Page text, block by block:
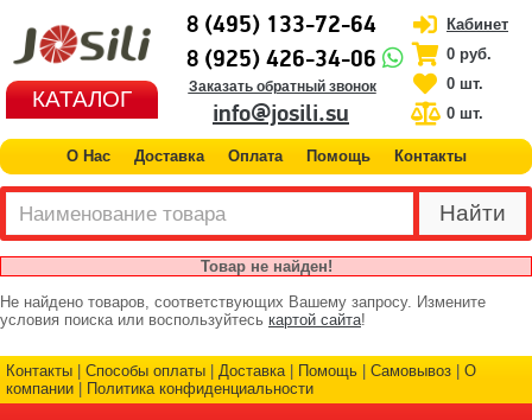
КАТАЛОГ
8 (495) 133-72-64
8 (925) 426-34-06
Заказать обратный звонок
info@josili.su
Кабинет
0 руб.
0 шт.
0 шт.
О Нас Доставка Оплата Помощь Контакты
Товар не найден!
Не найдено товаров, соответствующих Вашему запросу. Измените
условия поиска или воспользуйтесь картой сайта!
Контакты Способы оплаты Доставка| Помощь Самовывоз
О
компании
Политика конфиденциальности